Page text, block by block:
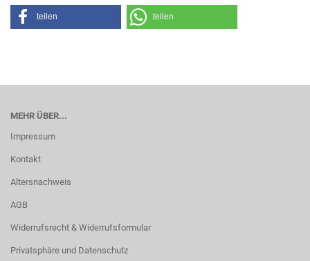
teilen teilen
MEHR ÜBER...
Impressum
Kontakt
Altersnachweis
AGB
Widerrufsrecht & Widerrufsformular
Privatsphäre und Datenschutz